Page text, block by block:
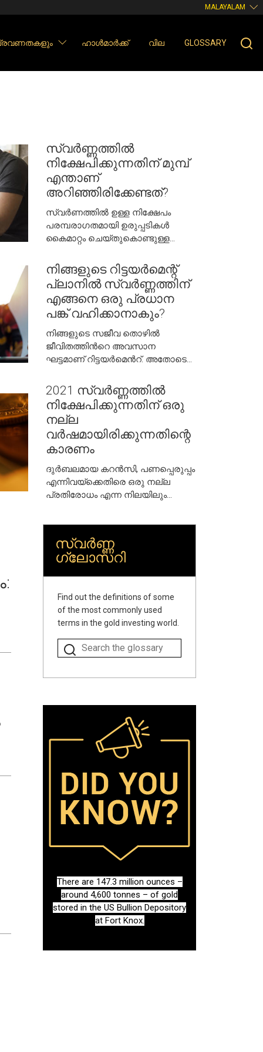
MALAYALAM
ഹാൾമാർക്ക് വില GLOSSARY
സ്വർണ്ണത്തിൽ
നിക്ഷേപിക്കുന്നതിന് മുമ്പ്
എന്താണ്
അറിഞ്ഞിരിക്കേണ്ടത്?
സ്വർണത്തിൽ ഉള്ള നിക്ഷേപം
പരമ്പരാഗതമായി ഉരുപ്പടികൾ
കൈമാറ്റം ചെയ്തുകൊണ്ടുള്ള
നിങ്ങളുടെ റിട്ടയർമെന്റ്
പ്ലാനിൽ സ്വർണ്ണത്തിന്
എങ്ങനെ ഒരു പ്രധാന
പങ്ക് വഹിക്കാനാകും?
നിങ്ങളുടെ സജീവ തൊഴിൽ
ജീവിതത്തിന്‍റെ അവസാന
ഘട്ടമാണ് റിട്ടയർമെന്‍റ്. അതോടെ
വരവ് നിലയ്ക്കുന്നു.
2021 സ്വർണ്ണത്തിൽ
നിക്ഷേപിക്കുന്നതിന് ഒരു
നല്ല
വർഷമായിരിക്കുന്നതിന്റെ
കാരണം
ദുർബലമായ കറൻസി, പണപ്പെരുപ്പം
എന്നിവയ്‌ക്കെതിരെ ഒരു നല്ല
പ്രതിരോധം എന്ന നിലയിലും
സ്വർണ്ണ
ഗ്ലോസറി
Find out the definitions of some
of the most commonly used
terms in the gold investing world.
There are 147.3 million ounces –
around 4,600 tonnes – of gold
stored in the US Bullion Depository
at Fort Knox.